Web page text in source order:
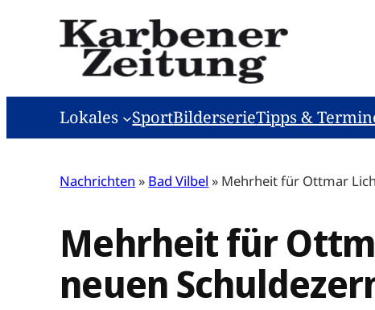
Lokales SportBilderserieTipps &
Nachrichten » Bad Vilbel » Mehrheit für Ottmar
Mehrheit für
neuen